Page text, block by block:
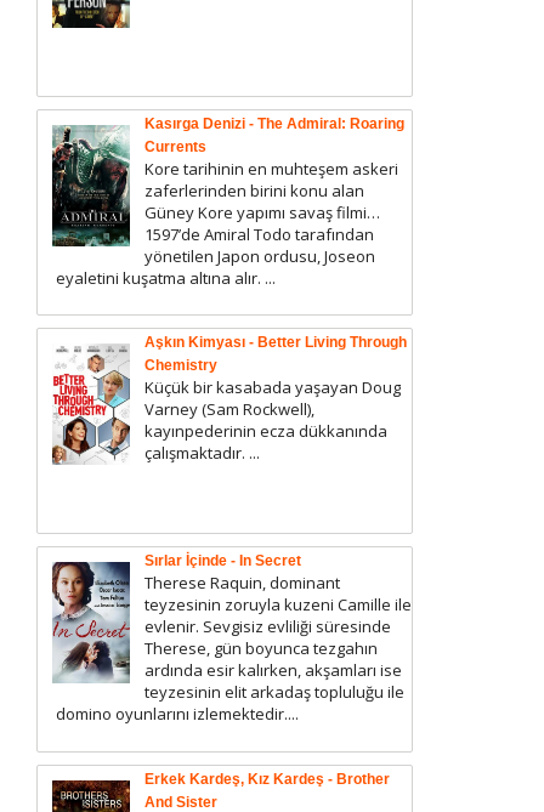
Kasırga Denizi - The Admiral: Roaring
Currents
Kore tarihinin en muhteşem askeri
zaferlerinden birini konu alan
Güney Kore yapımı savaş filmi…
1597’de Amiral Todo tarafından
yönetilen Japon ordusu, Joseon
eyaletini kuşatma altına alır. ...
Aşkın Kimyası - Better Living Through
Chemistry
Küçük bir kasabada yaşayan Doug
Varney (Sam Rockwell),
kayınpederinin ecza dükkanında
çalışmaktadır. ...
Sırlar İçinde - In Secret
Therese Raquin, dominant
teyzesinin zoruyla kuzeni Camille ile
evlenir. Sevgisiz evliliği süresinde
Therese, gün boyunca tezgahın
ardında esir kalırken, akşamları ise
teyzesinin elit arkadaş topluluğu ile
domino oyunlarını izlemektedir....
Erkek Kardeş, Kız Kardeş - Brother
And Sister